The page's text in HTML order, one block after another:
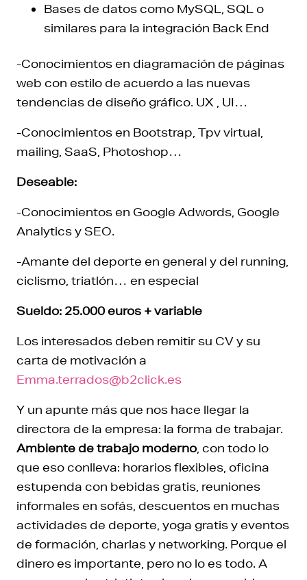
Bases de datos como MySQL, SQL o
similares para la integración Back End
-Conocimientos en diagramación de páginas
web con estilo de acuerdo a las nuevas
tendencias de diseño gráfico. UX , UI…
-Conocimientos en Bootstrap, Tpv virtual,
mailing, SaaS, Photoshop…
Deseable:
-Conocimientos en Google Adwords, Google
Analytics y SEO.
-Amante del deporte en general y del running,
ciclismo, triatlón… en especial
Sueldo: 25.000 euros + variable
Los interesados deben remitir su CV y su
carta de motivación a
Emma.terrados@b2click.es
Y un apunte más que nos hace llegar la
directora de la empresa: la forma de trabajar.
Ambiente de trabajo moderno , con todo lo
que eso conlleva: horarios flexibles, oficina
estupenda con bebidas gratis, reuniones
informales en sofás, descuentos en muchas
actividades de deporte, yoga gratis y eventos
de formación, charlas y networking. Porque el
dinero es importante, pero no lo es todo. A